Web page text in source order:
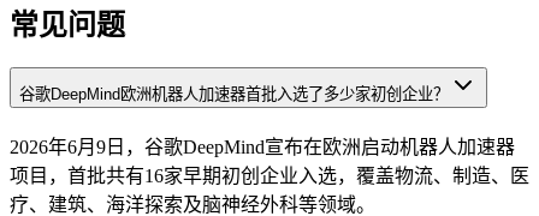
常见问题
谷歌DeepMind欧洲机器人加速器首批入选了多少家初创企业？
2026年6月9日，谷歌DeepMind宣布在欧洲启动机器人加速器
项目，首批共有16家早期初创企业入选，覆盖物流、制造、医
疗、建筑、海洋探索及脑神经外科等领域。